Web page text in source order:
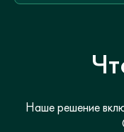
Наше решение